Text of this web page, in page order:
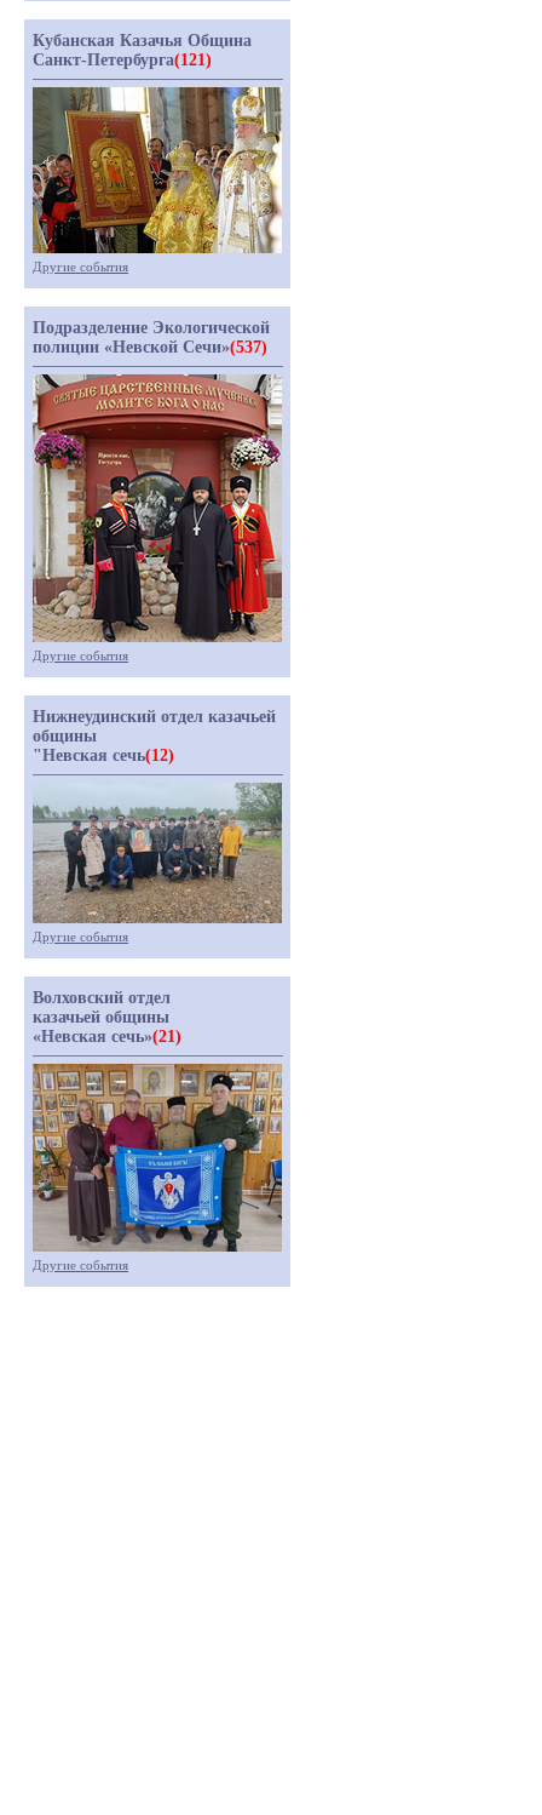
Кубанская Казачья Община
Санкт-Петербурга(121)
Другие события
Подразделение Экологической
полиции «Невской Сечи»(537)
Другие события
Нижнеудинский отдел казачьей
общины
"Невская сечь(12)
Другие события
Волховский отдел
казачьей общины
«Невская сечь»(21)
Другие события